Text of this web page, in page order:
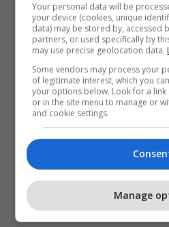
Viktor Gyokeres Joao Pedro
Benjamin Sesko
Antoine
Your personal data will be
your device (cookies, unique
data) may be stored by, accessed
partners, or used specifically by
may use precise geolocation data.
Some vendors may process your
of legitimate interest, which you
your options below. Look for a
or in the site menu to manage or
and cookie settings.
Manage